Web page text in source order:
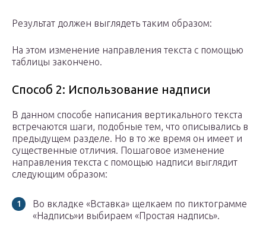
Результат должен выглядеть таким образом:
На этом изменение направления текста с помощью
таблицы закончено.
Способ 2: Использование надписи
В данном способе написания вертикального текста
встречаются шаги, подобные тем, что описывались в
предыдущем разделе. Но в то же время он имеет и
существенные отличия. Пошаговое изменение
направления текста с помощью надписи выглядит
следующим образом:
Во вкладке «Вставка» щелкаем по пиктограмме
«Надпись»и выбираем «Простая надпись».